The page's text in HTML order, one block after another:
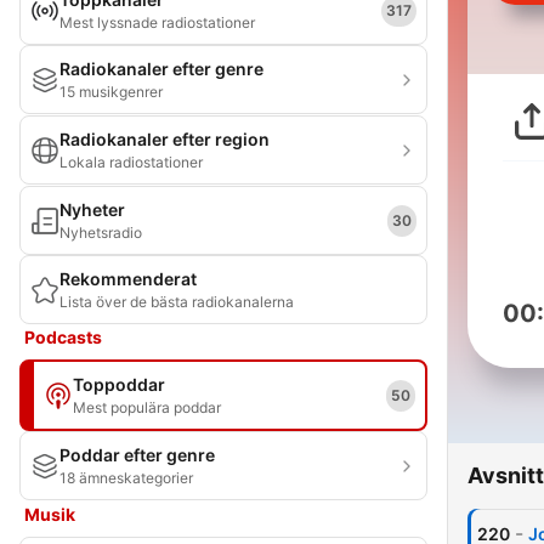
Mest lyssnade radiostationer
317
Radiokanaler efter genre
15 musikgenrer
Radiokanaler efter region
Lokala radiostationer
Nyheter
Nyhetsradio
30
Rekommenderat
Lista över de bästa radiokanalerna
Podcasts
Toppoddar
Mest populära poddar
50
Poddar efter genre
18 ämneskategorier
Musik
Avsnitt
220 -